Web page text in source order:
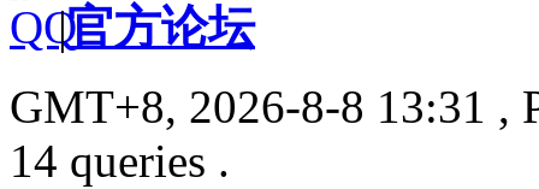
|官方论坛
GMT+8, 2026-8-8 13:31 ,
14 queries .